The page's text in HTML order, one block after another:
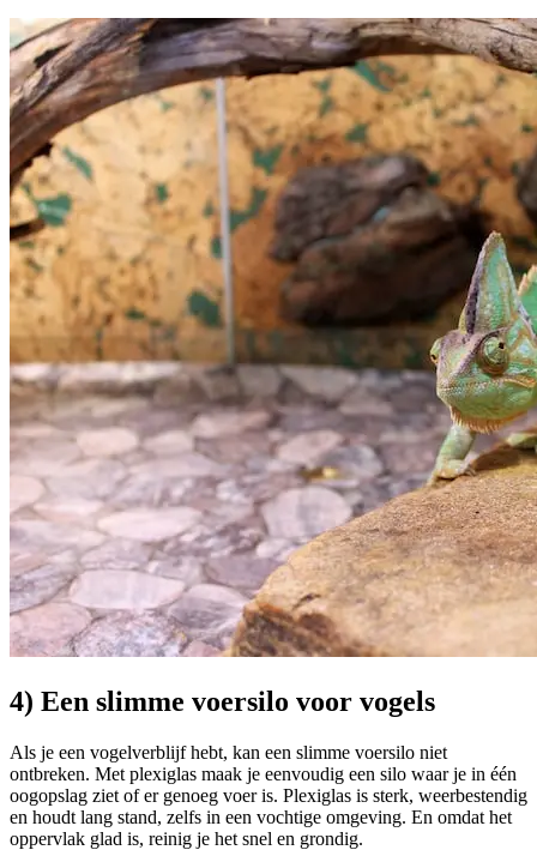
4) Een slimme voersilo voor vogels
Als je een vogelverblijf hebt, kan een slimme voersilo niet
ontbreken. Met plexiglas maak je eenvoudig een silo waar je in één
oogopslag ziet of er genoeg voer is. Plexiglas is sterk, weerbestendig
en houdt lang stand, zelfs in een vochtige omgeving. En omdat het
oppervlak glad is, reinig je het snel en grondig.